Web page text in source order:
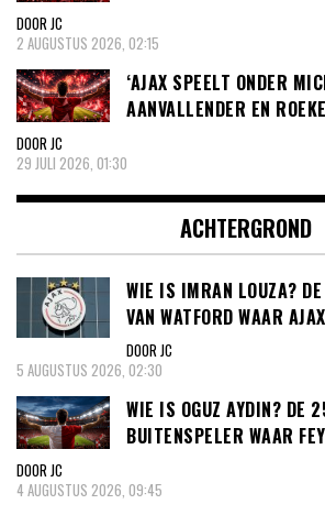
DOOR JC
2 AUGUSTUS 2026, 02:15
‘AJAX SPEELT ONDER
AANVALLENDER EN
DOOR JC
29 JULI 2026, 01:30
ACHTERGROND
WIE IS IMRAN LOUZA?
VAN WATFORD WAAR
DOOR JC
5 AUGUSTUS 2026, 02:30
WIE IS OGUZ AYDIN? DE
BUITENSPELER WAAR
DOOR JC
4 AUGUSTUS 2026, 09:45